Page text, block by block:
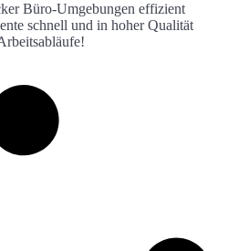
Büro-Umgebungen effizient
schnell und in hoher Qualität